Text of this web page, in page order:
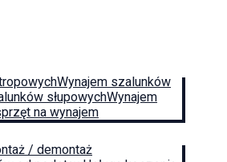
Wynajem szalunków
słupowychWynajem
na wynajem
/ demontaż